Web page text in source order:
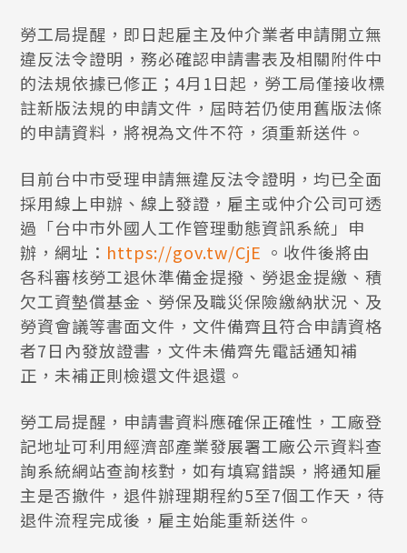
勞工局提醒，即日起雇主及仲介業者申請開立無
違反法令證明，務必確認申請書表及相關附件中
的法規依據已修正；4月1日起，勞工局僅接收標
註新版法規的申請文件，屆時若仍使用舊版法條
的申請資料，將視為文件不符，須重新送件。
目前台中市受理申請無違反法令證明，均已全面
採用線上申辦、線上發證，雇主或仲介公司可透
過「台中市外國人工作管理動態資訊系統」申
辦，網址： https://gov.tw/CjE 。收件後將由
各科審核勞工退休準備金提撥、勞退金提繳、積
欠工資墊償基金、勞保及職災保險繳納狀況、及
勞資會議等書面文件，文件備齊且符合申請資格
者7日內發放證書，文件未備齊先電話通知補
正，未補正則檢還文件退還。
勞工局提醒，申請書資料應確保正確性，工廠登
記地址可利用經濟部產業發展署工廠公示資料查
詢系統網站查詢核對，如有填寫錯誤，將通知雇
主是否撤件，退件辦理期程約5至7個工作天，待
退件流程完成後，雇主始能重新送件。